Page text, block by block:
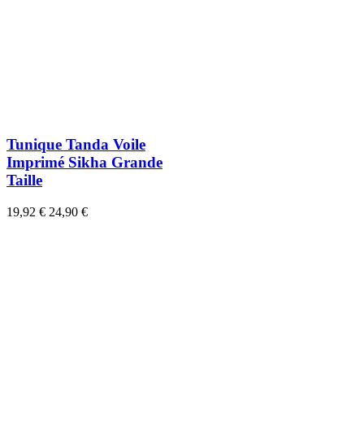
Tunique Tanda Voile
Imprimé Sikha Grande
Taille
19,92 € 24,90 €